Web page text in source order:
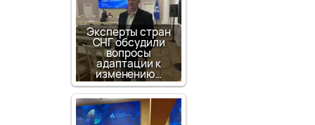
Эксперты стран
СНГ обсудили
вопросы
адаптации к
изменению…